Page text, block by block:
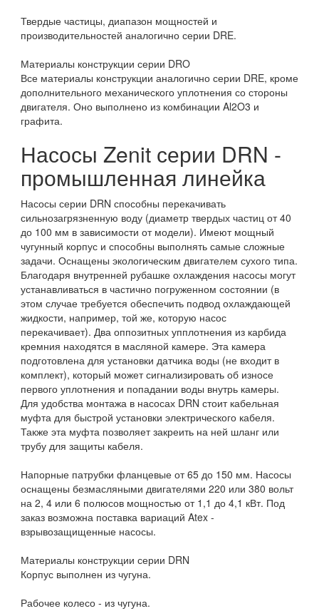
Твердые частицы, диапазон мощностей и
производительностей аналогично серии DRE.
Материалы конструкции серии DRO
Все материалы конструкции аналогично серии DRE, кроме
дополнительного механического уплотнения со стороны
двигателя. Оно выполнено из комбинации Al2O3 и
графита.
Насосы Zenit серии DRN -
промышленная линейка
Насосы серии DRN способны перекачивать
сильнозагрязненную воду (диаметр твердых частиц от 40
до 100 мм в зависимости от модели). Имеют мощный
чугунный корпус и способны выполнять самые сложные
задачи. Оснащены экологическим двигателем сухого типа.
Благодаря внутренней рубашке охлаждения насосы могут
устанавливаться в частично погруженном состоянии (в
этом случае требуется обеспечить подвод охлаждающей
жидкости, например, той же, которую насос
перекачивает). Два оппозитных упплотнения из карбида
кремния находятся в масляной камере. Эта камера
подготовлена для установки датчика воды (не входит в
комплект), который может сигнализировать об износе
первого уплотнения и попадании воды внутрь камеры.
Для удобства монтажа в насосах DRN стоит кабельная
муфта для быстрой установки электрического кабеля.
Также эта муфта позволяет закреить на ней шланг или
трубу для защиты кабеля.
Напорные патрубки фланцевые от 65 до 150 мм. Насосы
оснащены безмасляными двигателями 220 или 380 вольт
на 2, 4 или 6 полюсов мощностью от 1,1 до 4,1 кВт. Под
заказ возможна поставка вариаций Atex -
взрывозащищенные насосы.
Материалы конструкции серии DRN
Корпус выполнен из чугуна.
Рабочее колесо - из чугуна.